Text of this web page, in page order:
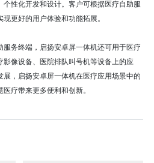
个性化开发和设计。客户可根据医疗自助服
更好的用户体验和功能拓展。
务终端，启扬安卓屏一体机还可用于医疗
像设备、医院排队叫号机等设备上的应
，启扬安卓屏一体机在医疗应用场景中的
疗带来更多便利和创新。